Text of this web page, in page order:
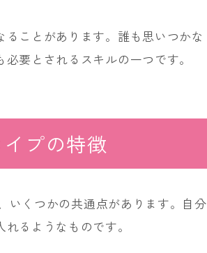
ことがあります。誰も思いつかな
要とされるスキルの一つです。
プの特徴
いくつかの共通点があります。自分
るようなものです。